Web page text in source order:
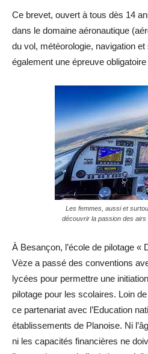
Ce brevet, ouvert à tous dès 14
dans le domaine aéronautique
du vol, météorologie, navigation
également une épreuve obligatoire
Les femmes, aussi et
découvrir la passion des
À Besançon, l’école de pilotage «
Vèze a passé des conventions
lycées pour permettre une
pilotage pour les scolaires. Loin
ce partenariat avec l’Education
établissements de Planoise. Ni
ni les capacités financières ne